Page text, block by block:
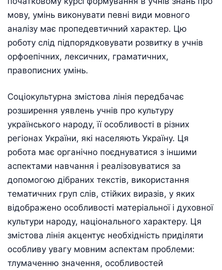
мову, умінь виконувати певні види мовного
аналізу має пропедевтичний характер. Цю
роботу слід підпорядковувати розвитку в учнів
орфоепічних, лексичних, граматичних,
правописних умінь.
Соціокультурна змістова лінія передбачає
розширення уявлень учнів про культуру
українського народу, її особливості в різних
регіонах України, які населяють Україну. Ця
робота має органічно поєднуватися з іншими
аспектами навчання і реалізовуватися за
допомогою дібраних текстів, використання
тематичних груп слів, стійких виразів, у яких
відображено особливості матеріальної і духовної
культури народу, національного характеру. Ця
змістова лінія акцентує необхідність приділяти
особливу увагу мовним аспектам проблеми:
тлумаченню значення, особливостей